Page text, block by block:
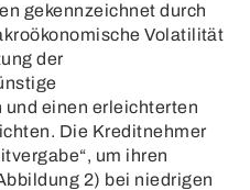
gekennzeichnet durch
Volatilität
der
einen erleichterten
Die Kreditnehmer
um ihren
2) bei niedrigen